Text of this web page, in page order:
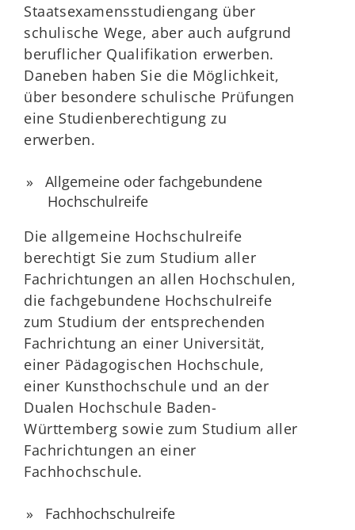
Staatsexamensstudiengang über
schulische Wege, aber auch aufgrund
beruflicher Qualifikation erwerben.
Daneben haben Sie die Möglichkeit,
über besondere schulische Prüfungen
eine Studienberechtigung zu
erwerben.
Allgemeine oder fachgebundene
Hochschulreife
Die allgemeine Hochschulreife
berechtigt Sie zum Studium aller
Fachrichtungen an allen Hochschulen,
die fachgebundene Hochschulreife
zum Studium der entsprechenden
Fachrichtung an einer Universität,
einer Pädagogischen Hochschule,
einer Kunsthochschule und an der
Dualen Hochschule Baden-
Württemberg sowie zum Studium aller
Fachrichtungen an einer
Fachhochschule.
Fachhochschulreife